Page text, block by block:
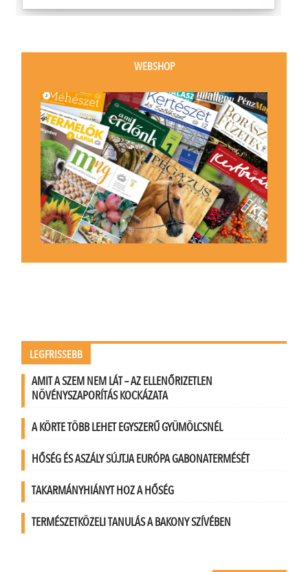
WEBSHOP
LEGFRISSEBB
AMIT A SZEM NEM LÁT – AZ ELLENŐRIZETLEN
NÖVÉNYSZAPORÍTÁS KOCKÁZATA
A KÖRTE TÖBB LEHET EGYSZERŰ GYÜMÖLCSNÉL
HŐSÉG ÉS ASZÁLY SÚJTJA EURÓPA GABONATERMÉSÉT
TAKARMÁNYHIÁNYT HOZ A HŐSÉG
TERMÉSZETKÖZELI TANULÁS A BAKONY SZÍVÉBEN